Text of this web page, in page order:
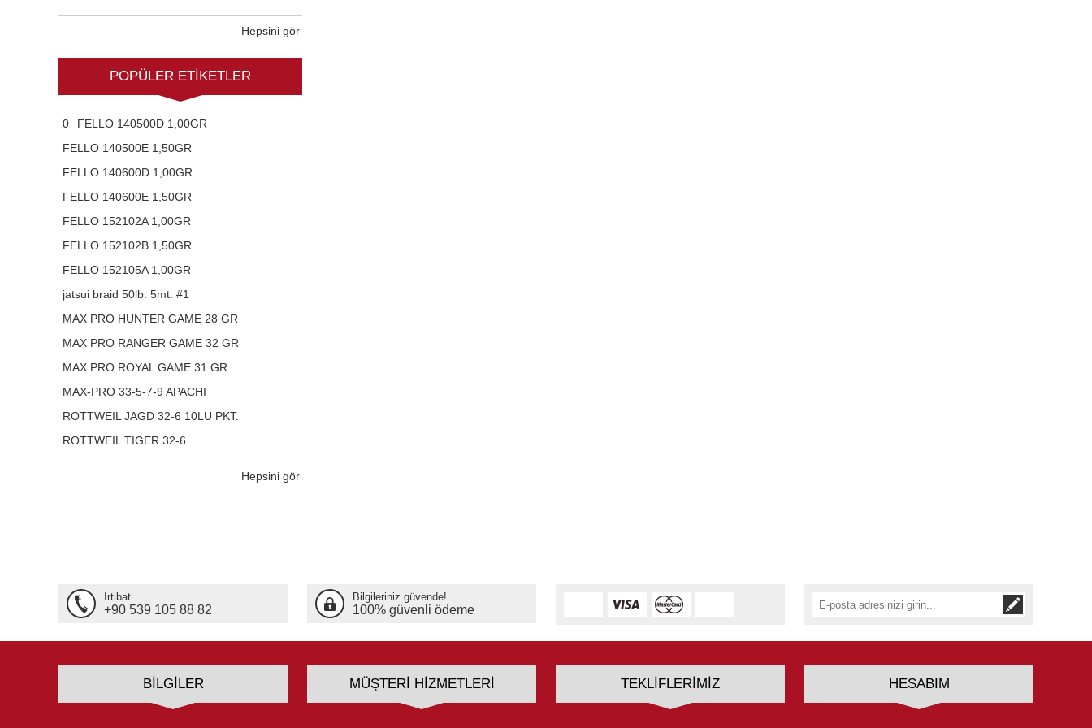
Hepsini gör
POPÜLER ETIKETLER
0
FELLO 140500D 1,00GR
FELLO 140500E 1,50GR
FELLO 140600D 1,00GR
FELLO 140600E 1,50GR
FELLO 152102A 1,00GR
FELLO 152102B 1,50GR
FELLO 152105A 1,00GR
jatsui braid 50lb. 5mt. #1
MAX PRO HUNTER GAME 28 GR
MAX PRO RANGER GAME 32 GR
MAX PRO ROYAL GAME 31 GR
MAX-PRO 33-5-7-9 APACHI
ROTTWEIL JAGD 32-6 10LU PKT.
ROTTWEIL TIGER 32-6
Hepsini gör
İrtibat
+90 539 105 88 82
Bilgileriniz güvende!
100% güvenli ödeme
BILGILER MÜŞTERI HIZMETLERI TEKLIFLERIMIZ HESABIM